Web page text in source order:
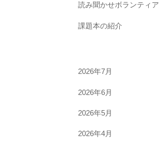
読み聞かせボランティア
課題本の紹介
2026年7月
2026年6月
2026年5月
2026年4月